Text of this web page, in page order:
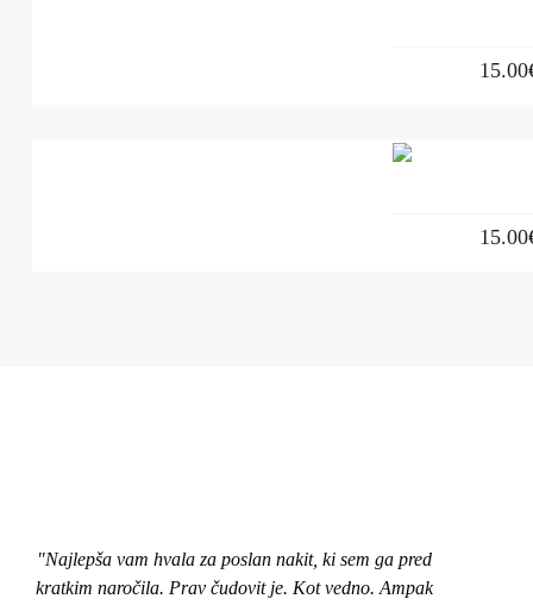
15.00
15.00
"Najlepša vam hvala za poslan nakit, ki sem ga pred
kratkim naročila. Prav čudovit je. Kot vedno. Ampak